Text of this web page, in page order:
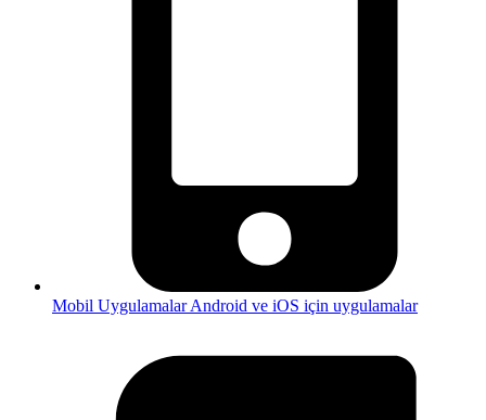
Mobil UygulamalarAndroid ve iOS için uygulamalar